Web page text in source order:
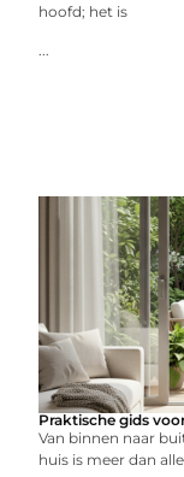
hoofd; het is
...
Praktische gids
Van binnen naar
huis is meer dan